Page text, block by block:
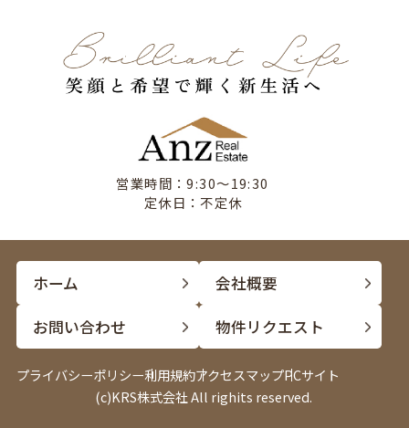
営業時間：9:30〜19:30
定休日：不定休
ホーム
会社概要
お問い合わせ
物件リクエスト
プライバシーポリシー利用規約アクセスマップPCサイト
(c)KRS株式会社 All righits reserved.